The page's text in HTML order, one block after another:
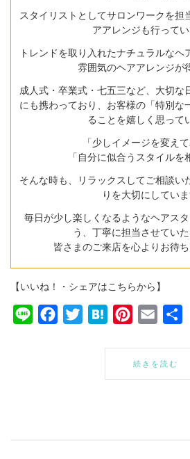
スタイリストとしてサロンワークを担
アアレンジも行ってい
トレンドを取り入れたナチュラルな
雰囲気のヘアアレンジが
成人式・卒業式・七五三など、大切な
にも携わっており、お客様の「特別な
ることを嬉しく思って
「少しイメージを変えて
「自分に似合うスタイルを
そんな時も、リラックスしてご相談い
りを大切にしていま
毎日が少し楽しくなるようなヘアス
う、丁寧に担当させていた
皆さまのご来店を心よりお待ち
【いいね！・シェアはこちらから】
Line FacebookTwitterHatenaPinterest
Email
続きを読む